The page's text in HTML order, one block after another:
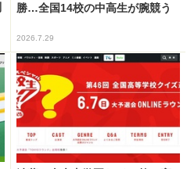
勝…全国14校の中高生が腕競う
2026.7.29